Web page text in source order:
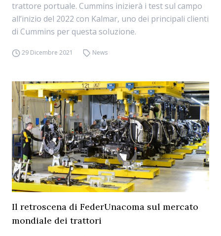
trattore portuale. Cummins inizierà i test sul campo
all’inizio del 2022 con Kalmar, uno dei principali clienti
di Cummins per questa soluzione.
29 Dicembre 2021 News
Il retroscena di FederUnacoma sul mercato
mondiale dei trattori